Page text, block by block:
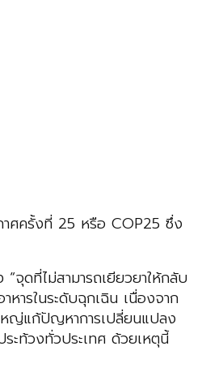
าศครั้งที่ 25 หรือ COP25 ซึ่ง
จุดที่ไม่สามารถเยียวยาให้กลับ
ารในระดับฉุกเฉิน เนื่องจาก
หญ่แก้ปัญหาการเปลี่ยนแปลง
ะท้วงทั่วประเทศ ด้วยเหตุนี้